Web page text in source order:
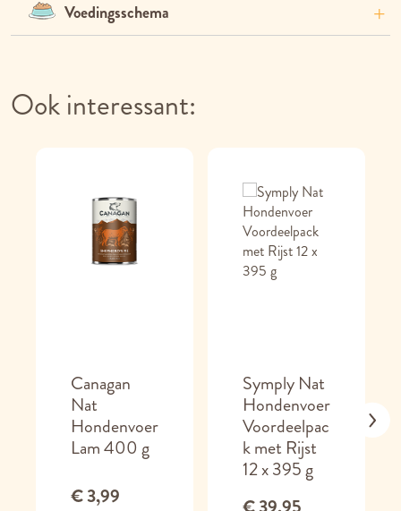
Voedingsschema
Ook interessant:
Canagan
Nat
Hondenvoer
Lam 400 g
€ 3,99
Symply Nat
Hondenvoer
Voordeelpac
k met Rijst
12 x 395 g